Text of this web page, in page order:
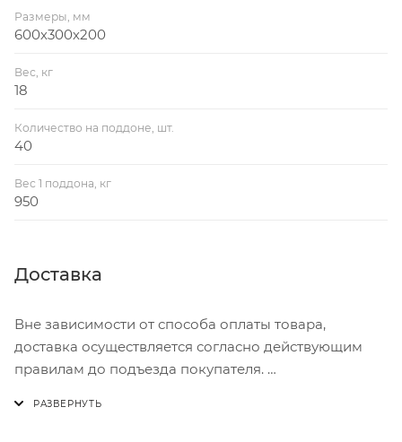
Размеры, мм
600х300х200
Вес, кг
18
Количество на поддоне, шт.
40
Вес 1 поддона, кг
950
Доставка
Вне зависимости от способа оплаты товара,
доставка осуществляется согласно действующим
правилам до подъезда покупателя.